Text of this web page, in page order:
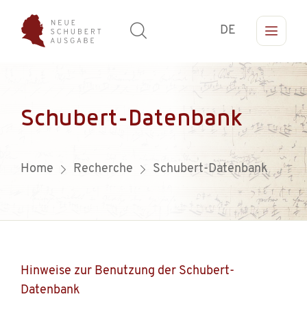
DE
Schubert-Datenbank
Home Recherche Schubert-Datenbank
Hinweise zur Benutzung der Schubert-
Datenbank